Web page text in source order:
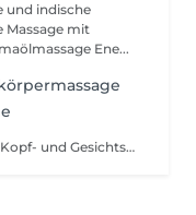
Massage mit
Ene...
Ayurvedische Ganzkörpermassage mit Kopf- und Gesichtsmassage, entspannendem Fussbad : Die « Königin » der Massagen